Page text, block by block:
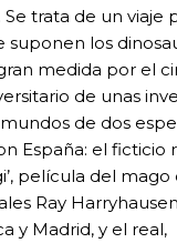
Se trata de un viaje
suponen los
medida por el
de unas
de dos
España: el ficticio
película del mago
Ray
y Madrid, y el real,